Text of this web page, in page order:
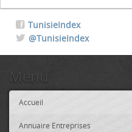
TunisieIndex
@TunisieIndex
Menu
Accueil
Annuaire Entreprises